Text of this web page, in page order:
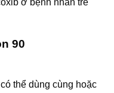
ở bệnh nhân trẻ
90
thể dùng cùng hoặc